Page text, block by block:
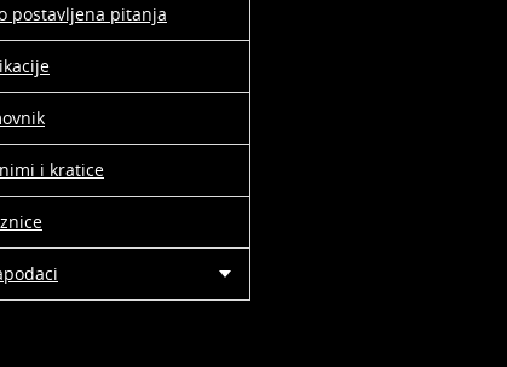
postavljena pitanja
i kratice